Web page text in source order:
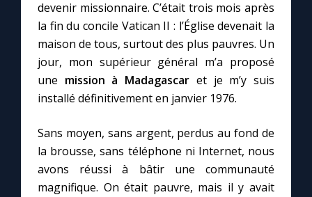
devenir missionnaire. C’était trois mois après
la fin du concile Vatican II : l’Église devenait la
maison de tous, surtout des plus pauvres. Un
jour, mon supérieur général m’a proposé
une mission à Madagascar et je m’y suis
installé définitivement en janvier 1976.
Sans moyen, sans argent, perdus au fond de
la brousse, sans téléphone ni Internet, nous
avons réussi à bâtir une communauté
magnifique. On était pauvre, mais il y avait